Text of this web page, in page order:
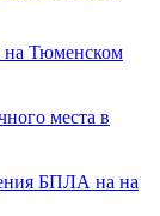
на Тюменском
места в
БПЛА на на